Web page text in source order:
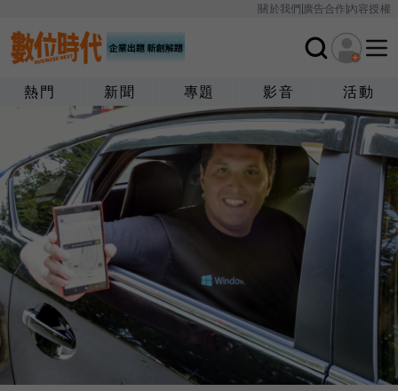
關於我們廣告合作內容授權
熱門 新聞 專題 影音 活動